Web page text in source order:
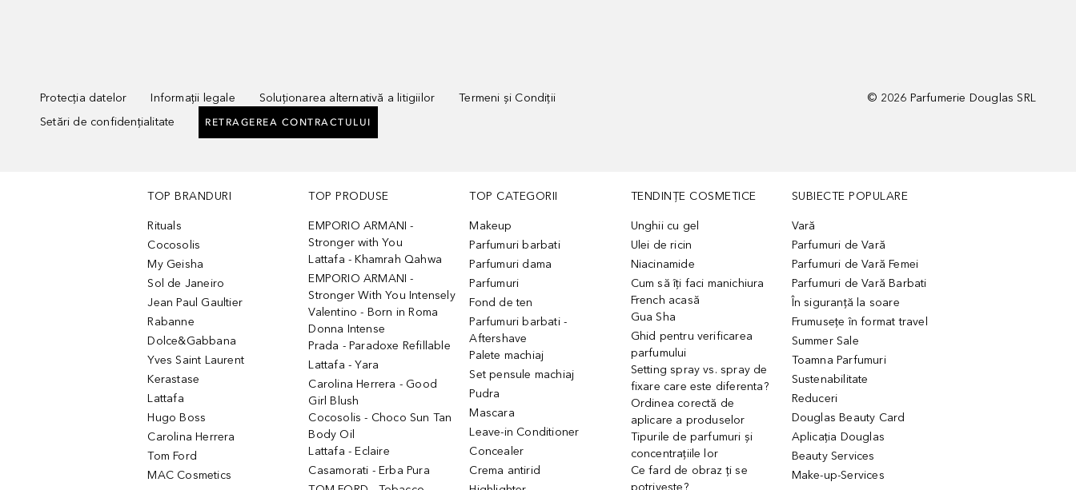
Protecția datelor Informații legale Soluționarea alternativă a litigiilor
Termeni și Condiții
Setări de confidențialitate
RETRAGEREA CONTRACTULUI
© 2026 Parfumerie Douglas SRL
TOP BRANDURI
Rituals
Cocosolis
My Geisha
Sol de Janeiro
Jean Paul Gaultier
Rabanne
Dolce&Gabbana
Yves Saint Laurent
Kerastase
Lattafa
Hugo Boss
Carolina Herrera
Tom Ford
MAC Cosmetics
TOP PRODUSE
EMPORIO ARMANI -
Stronger with You
Lattafa - Khamrah Qahwa
EMPORIO ARMANI -
Stronger With You Intensely
Valentino - Born in Roma
Donna Intense
Prada - Paradoxe Refillable
Lattafa - Yara
Carolina Herrera - Good
Girl Blush
Cocosolis - Choco Sun Tan
Body Oil
Lattafa - Eclaire
Casamorati - Erba Pura
TOP CATEGORII
Makeup
Parfumuri barbati
Parfumuri dama
Parfumuri
Fond de ten
Parfumuri barbati -
Aftershave
Palete machiaj
Set pensule machiaj
Pudra
Mascara
Leave-in Conditioner
Concealer
Crema antirid
TENDINȚE COSMETICE
Unghii cu gel
Ulei de ricin
Niacinamide
Cum să îți faci manichiura
French acasă
Gua Sha
Ghid pentru verificarea
parfumului
Setting spray vs. spray de
fixare care este diferenta?
Ordinea corectă de
aplicare a produselor
Tipurile de parfumuri și
concentrațiile lor
Ce fard de obraz ți se
potrivește?
SUBIECTE POPULARE
Vară
Parfumuri de Vară
Parfumuri de Vară Femei
Parfumuri de Vară Barbati
În siguranță la soare
Frumusețe în format travel
Summer Sale
Toamna Parfumuri
Sustenabilitate
Reduceri
Douglas Beauty Card
Aplicația Douglas
Beauty Services
Make-up-Services